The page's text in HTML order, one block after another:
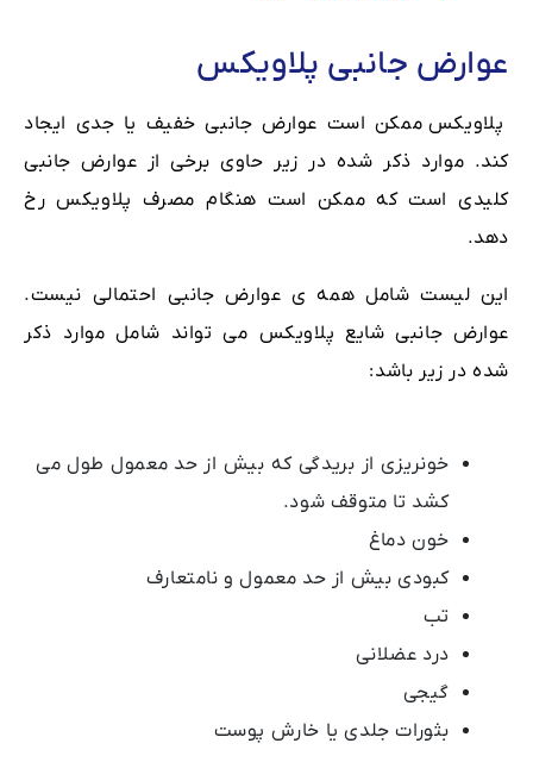
عوارض جانبی پلاویکس
پلاویکس ممکن است عوارض جانبی خفیف یا جدی ایجاد
کند. موارد ذکر شده در زیر حاوی برخی از عوارض جانبی
کلیدی است که ممکن است هنگام مصرف پلاویکس رخ
دهد.
این لیست شامل همه ی عوارض جانبی احتمالی نیست.
عوارض جانبی شایع پلاویکس می تواند شامل موارد ذکر
شده در زیر باشد:
خونریزی از بریدگی که بیش از حد معمول طول می
کشد تا متوقف شود.
خون دماغ
کبودی بیش از حد معمول و نامتعارف
تب
درد عضلانی
گیجی
بثورات جلدی یا خارش پوست